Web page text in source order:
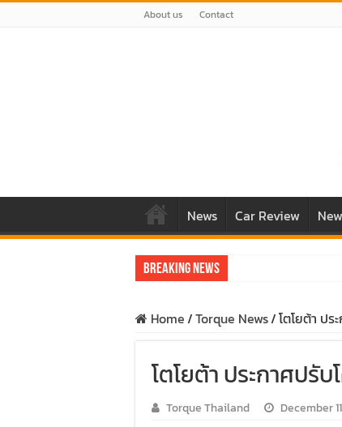
About us Contact
News Car Review
Breaking News
Home/Torque News/โตโยต้า ปร
โตโยต้า ประกาศปรั
Torque Thailand December